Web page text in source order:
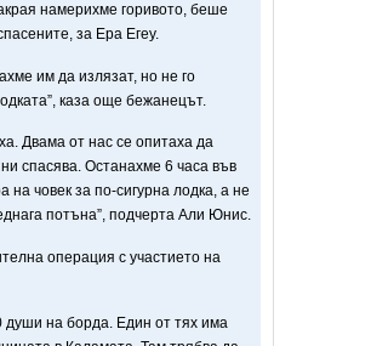
намерихме горивото, беше
за Ера Егеу.
им да излязат, но не го
каза още бежанецът.
Двама от нас се опитаха да
спасява. Останахме 6 часа във
човек за по-сигурна лодка, а не
потъна”, подчерта Али Юнис.
операция с участието на
души на борда. Един от тях има